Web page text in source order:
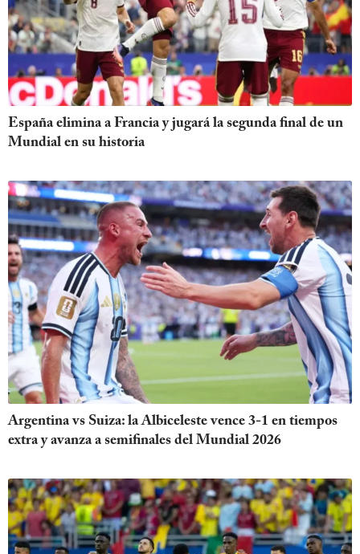
España elimina a Francia y jugará la segunda final de un
Mundial en su historia
Argentina vs Suiza: la Albiceleste vence 3-1 en tiempos
extra y avanza a semifinales del Mundial 2026